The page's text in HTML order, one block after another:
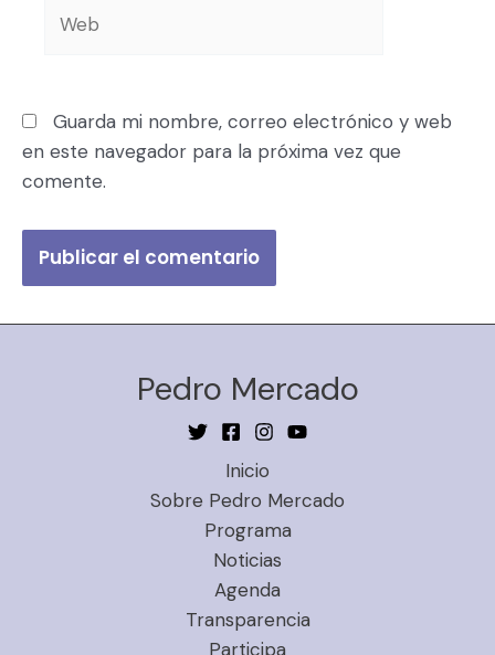
Guarda mi nombre, correo electrónico y web
en este navegador para la próxima vez que
comente.
Pedro Mercado
Inicio
Sobre Pedro Mercado
Programa
Noticias
Agenda
Transparencia
Participa